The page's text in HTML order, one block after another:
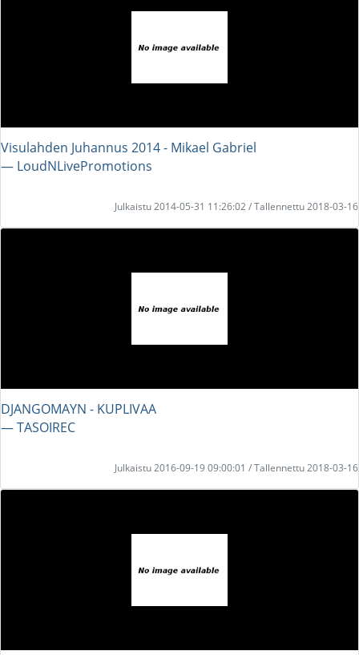
Visulahden Juhannus 2014 - Mikael Gabriel
― LoudNLivePromotions
Julkaistu 2014-05-31 11:26:02 / Tallennettu 2018-03-16
DJANGOMAYN - KUPLIVAA
― TASOIREC
Julkaistu 2016-09-19 09:00:01 / Tallennettu 2018-03-16